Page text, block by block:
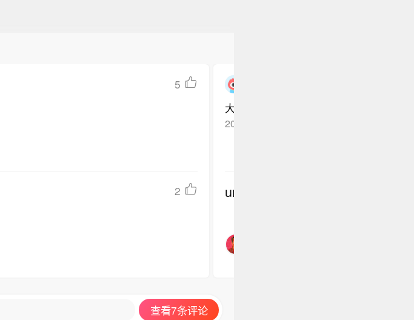
5
2
大国外交
2026-06-08
undefined
查看7条评论